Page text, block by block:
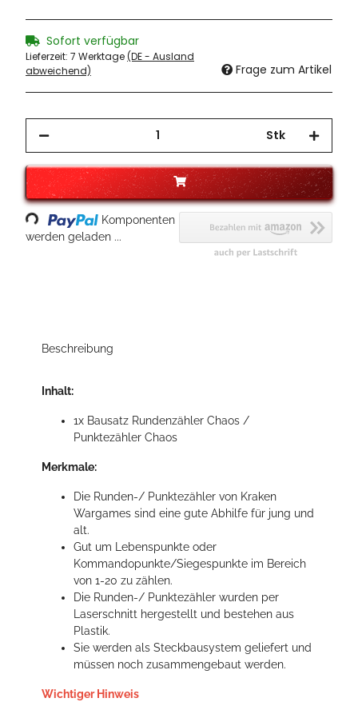
Sofort verfügbar
Lieferzeit: 7 Werktage(DE - Ausland
abweichend)
Frage zum Artikel
Stk
Komponenten
werden geladen ...
Beschreibung
Inhalt:
1x Bausatz Rundenzähler Chaos /
Punktezähler Chaos
Merkmale:
Die Runden-/ Punktezähler von Kraken
Wargames sind eine gute Abhilfe für jung und
alt.
Gut um Lebenspunkte oder
Kommandopunkte/Siegespunkte im Bereich
von 1-20 zu zählen.
Die Runden-/ Punktezähler wurden per
Laserschnitt hergestellt und bestehen aus
Plastik.
Sie werden als Steckbausystem geliefert und
müssen noch zusammengebaut werden.
Wichtiger Hinweis